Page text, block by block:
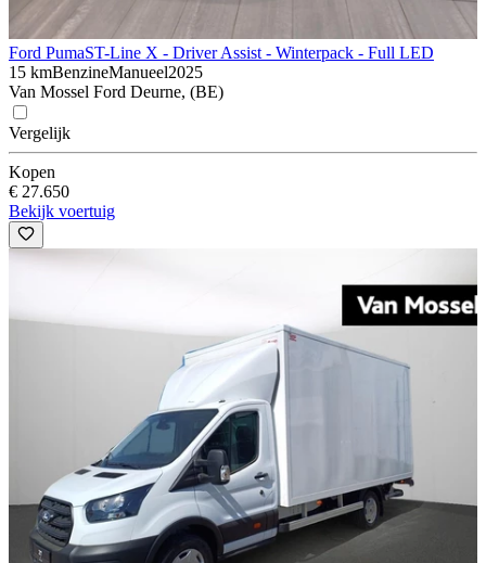
Ford PumaST-Line X - Driver Assist - Winterpack - Full LED
15 kmBenzineManueel2025
Van Mossel Ford Deurne, (BE)
Vergelijk
Kopen
€ 27.650
Bekijk voertuig